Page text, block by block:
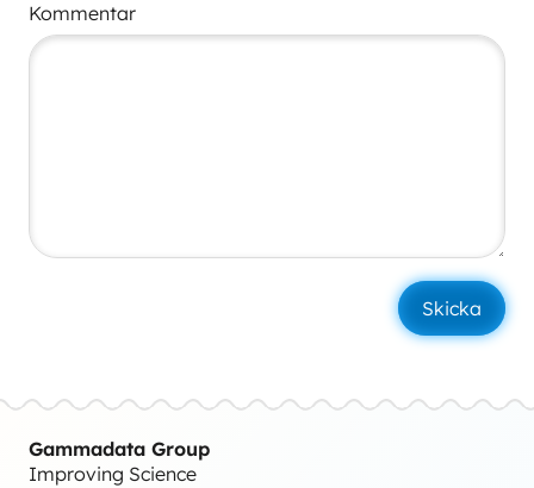
Kommentar
Gammadata Group
Improving Science